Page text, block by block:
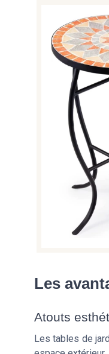
Les
Atouts
Les tables de